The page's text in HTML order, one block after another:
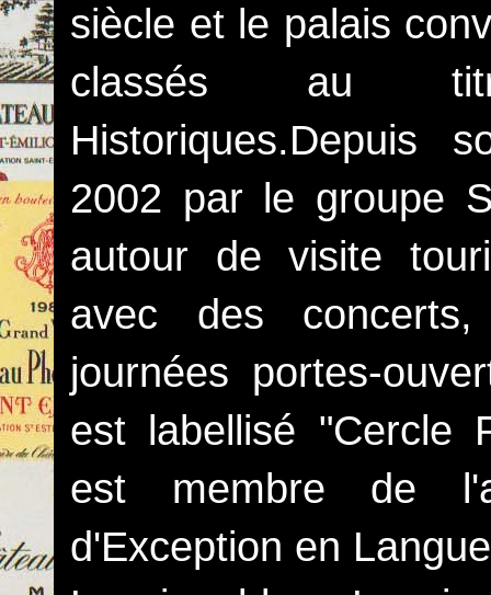
siècle et le palais
classés au
Historiques.Depuis
2002 par le groupe
autour de visite
avec des
journées portes-
est labellisé "Cercle
est membre de
d'Exception en